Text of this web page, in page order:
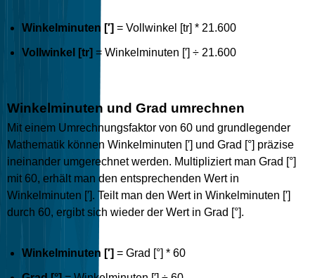
Winkelminuten [′] = Vollwinkel [tr] * 21.600
Vollwinkel [tr] = Winkelminuten [′] ÷ 21.600
Winkelminuten und Grad umrechnen
Mit einem Umrechnungsfaktor von 60 und grundlegender
Mathematik können Winkelminuten [′] und Grad [°] präzise
ineinander umgerechnet werden. Multipliziert man Grad [°]
mit 60, erhält man den entsprechenden Wert in
Winkelminuten [′]. Teilt man den Wert in Winkelminuten [′]
durch 60, ergibt sich wieder der Wert in Grad [°].
Winkelminuten [′] = Grad [°] * 60